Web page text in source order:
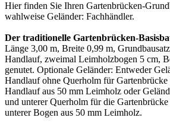
Hier finden Sie Ihren Gartenbrücken-
wahlweise Geländer: Fachhändler.
Der traditionelle Gartenbrücken-
Länge 3,00 m, Breite 0,99 m,
Handlauf, zweimal Leimholzbogen 5 cm,
genutet. Optionale Geländer: Entweder
Handlauf ohne Querholm für
Handlauf aus 50 mm Leimholz oder
und unterer Querholm für die
unterer Bogen aus 50 mm Leimholz.